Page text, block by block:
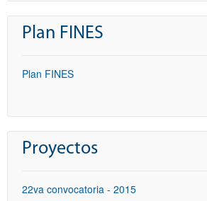
Plan FINES
Plan FINES
Proyectos
22va convocatoria - 2015